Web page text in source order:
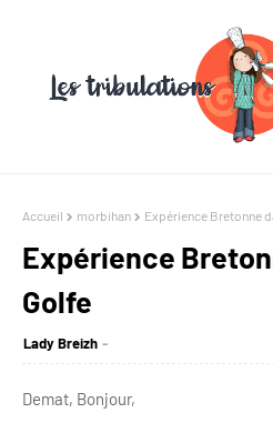
Accueil morbihan Expérience Bretonne
Expérience
Golfe
Lady Breizh
Demat, Bonjour,